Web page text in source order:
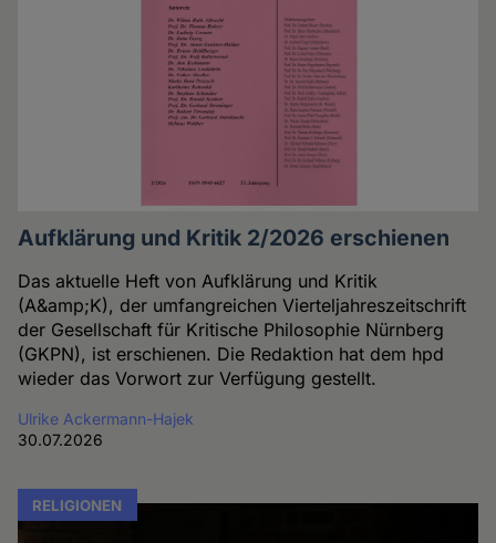
Aufklärung und Kritik 2/2026 erschienen
Das aktuelle Heft von Aufklärung und Kritik
(A&amp;K), der umfangreichen Vierteljahreszeitschrift
der Gesellschaft für Kritische Philosophie Nürnberg
(GKPN), ist erschienen. Die Redaktion hat dem hpd
wieder das Vorwort zur Verfügung gestellt.
Ulrike Ackermann-Hajek
30.07.2026
RELIGIONEN